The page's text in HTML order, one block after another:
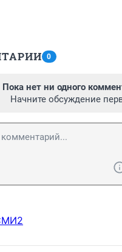
0
Пока нет ни одного
Начните обсуждение